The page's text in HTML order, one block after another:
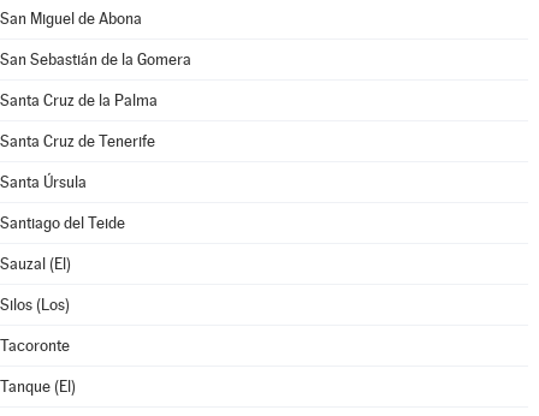
San Miguel de Abona
San Sebastián de la Gomera
Santa Cruz de la Palma
Santa Cruz de Tenerife
Santa Úrsula
Santiago del Teide
Sauzal (El)
Silos (Los)
Tacoronte
Tanque (El)